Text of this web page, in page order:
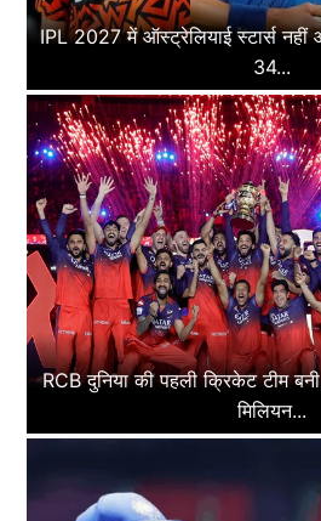
IPL 2027 में ऑस्ट्रेलियाई स्टार्स
34...
RCB दुनिया की पहली क्रिकेट टीम
मिलियन...